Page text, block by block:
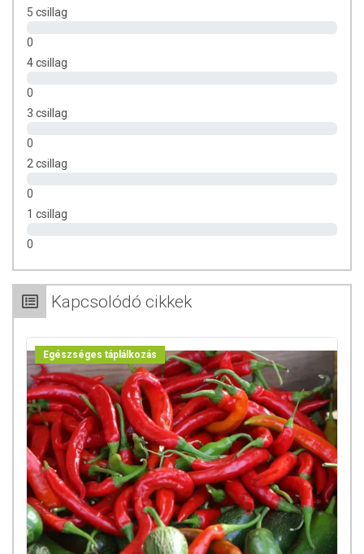
5 csillag
0
4 csillag
0
3 csillag
0
2 csillag
0
1 csillag
0
Kapcsolódó cikkek
Egészséges táplálkozás